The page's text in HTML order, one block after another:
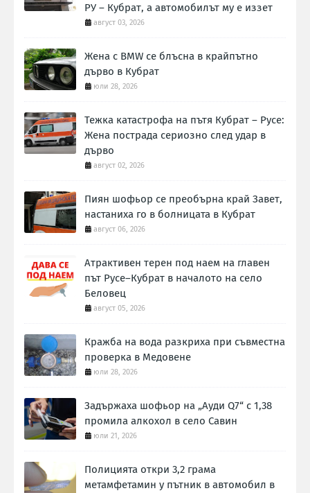
РУ – Кубрат, а автомобилът му е иззет
август 03, 2026
Жена с BMW се блъсна в крайпътно
дърво в Кубрат
юли 28, 2026
Тежка катастрофа на пътя Кубрат – Русе:
Жена пострада сериозно след удар в
дърво
август 02, 2026
Пиян шофьор се преобърна край Завет,
настаниха го в болницата в Кубрат
август 06, 2026
Атрактивен терен под наем на главен
път Русе–Кубрат в началото на село
Беловец
август 05, 2026
Кражба на вода разкриха при съвместна
проверка в Медовене
юли 28, 2026
Задържаха шофьор на „Ауди Q7“ с 1,38
промила алкохол в село Савин
юли 21, 2026
Полицията откри 3,2 грама
метамфетамин у пътник в автомобил в